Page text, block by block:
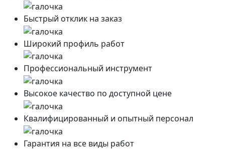
Быстрый отклик на заказ
Широкий профиль работ
Профессиональный инструмент
Высокое качество по доступной цене
Квалифицированный и опытный персонал
Гарантия на все виды работ